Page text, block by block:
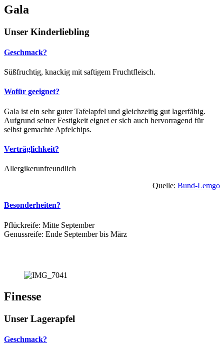
Gala
Unser Kinderliebling
Geschmack?
Süßfruchtig, knackig mit saftigem Fruchtfleisch.
Wofür geeignet?
Gala ist ein sehr guter Tafelapfel und gleichzeitig gut lagerfähig.
Aufgrund seiner Festigkeit eignet er sich auch hervorragend für
selbst gemachte Apfelchips.
Verträglichkeit?
Allergikerunfreundlich
Quelle: Bund-Lemgo
Besonderheiten?
Pflückreife: Mitte September
Genussreife: Ende September bis März
Finesse
Unser Lagerapfel
Geschmack?